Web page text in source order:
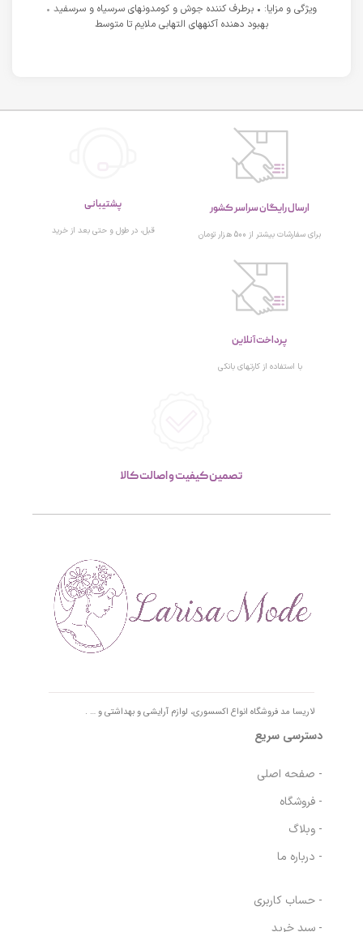
ویژگی و مزایا: • برطرف کننده جوش و کومدونهای سرسیاه و سرسفید •
بهبود دهنده آکنههای التهابی ملایم تا متوسط
ارسال رایگان سراسر کشور
برای سفارشات بیشتر از 500 هزار تومان
پشتیبانی
قبل، در طول و حتی بعد از خرید
پرداخت آنلاین
با استفاده از کارتهای بانکی
تصمین کیفیت و اصالت کالا
لاریسا مد فروشگاه انواع اکسسوری، لوازم آرایشی و بهداشتی و … .
دسترسی سریع
- صفحه اصلی
- فروشگاه
- وبلاگ
- درباره ما
- حساب کاربری
- سبد خرید